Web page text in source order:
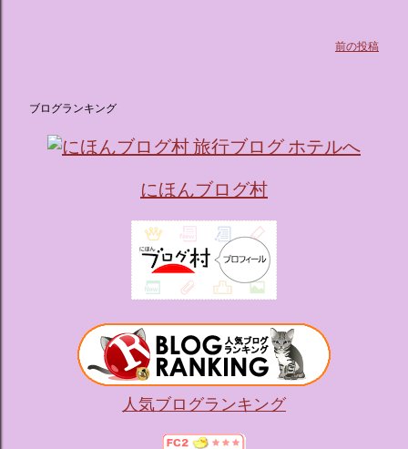
前の投稿
ブログランキング
にほんブログ村
人気ブログランキング